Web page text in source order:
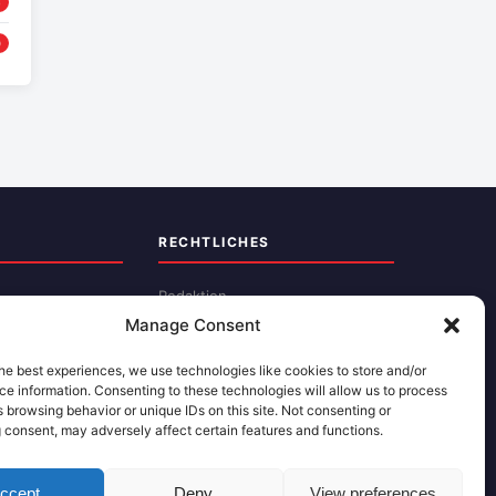
Manage Consent
best experiences, we use technologies like cookies to store and/or
information. Consenting to these technologies will allow us to process
browsing behavior or unique IDs on this site. Not consenting or
may adversely affect certain features and functions.
RECHTLICHES
Redaktion
Impressum
Datenschutz
Kontakt